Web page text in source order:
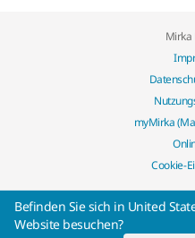
Mirka
myMirka
Cookie-
Befinden Sie sich in United
Website besuchen?